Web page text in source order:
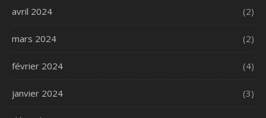
avril 2024 (2)
mars 2024 (2)
février 2024 (4)
janvier 2024 (3)